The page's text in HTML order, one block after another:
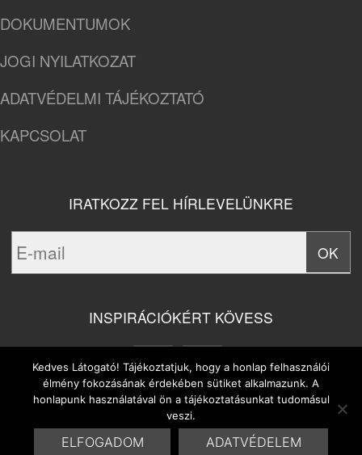
DOKUMENTUMOK
JOGI NYILATKOZAT
ADATVÉDELMI TÁJÉKOZTATÓ
KAPCSOLAT
IRATKOZZ FEL HÍRLEVELÜNKRE
INSPIRÁCIÓKÉRT KÖVESS
© 2014 Marrakesh Bt. | Design & Site byHYDROGENE
Kedves Látogató! Tájékoztatjuk, hogy a honlap felhasználói
élmény fokozásának érdekében sütiket alkalmazunk. A
honlapunk használatával ön a tájékoztatásunkat tudomásul
veszi.
ELFOGADOM ADATVÉDELEM